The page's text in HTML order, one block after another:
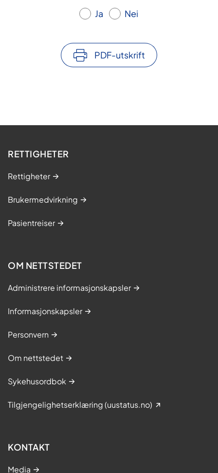
Ja Nei
PDF-utskrift
RETTIGHETER
Rettigheter
Brukermedvirkning
Pasientreiser
OM NETTSTEDET
Administrere informasjonskapsler
Informasjonskapsler
Personvern
Om nettstedet
Sykehusordbok
Tilgjengelighetserklæring (uustatus.no)
KONTAKT
Media